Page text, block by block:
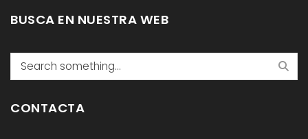
BUSCA EN NUESTRA WEB
Search
CONTACTA